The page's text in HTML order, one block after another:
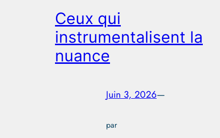
Ceux qui
instrumentalisent la
nuance
Juin 3, 2026—
par